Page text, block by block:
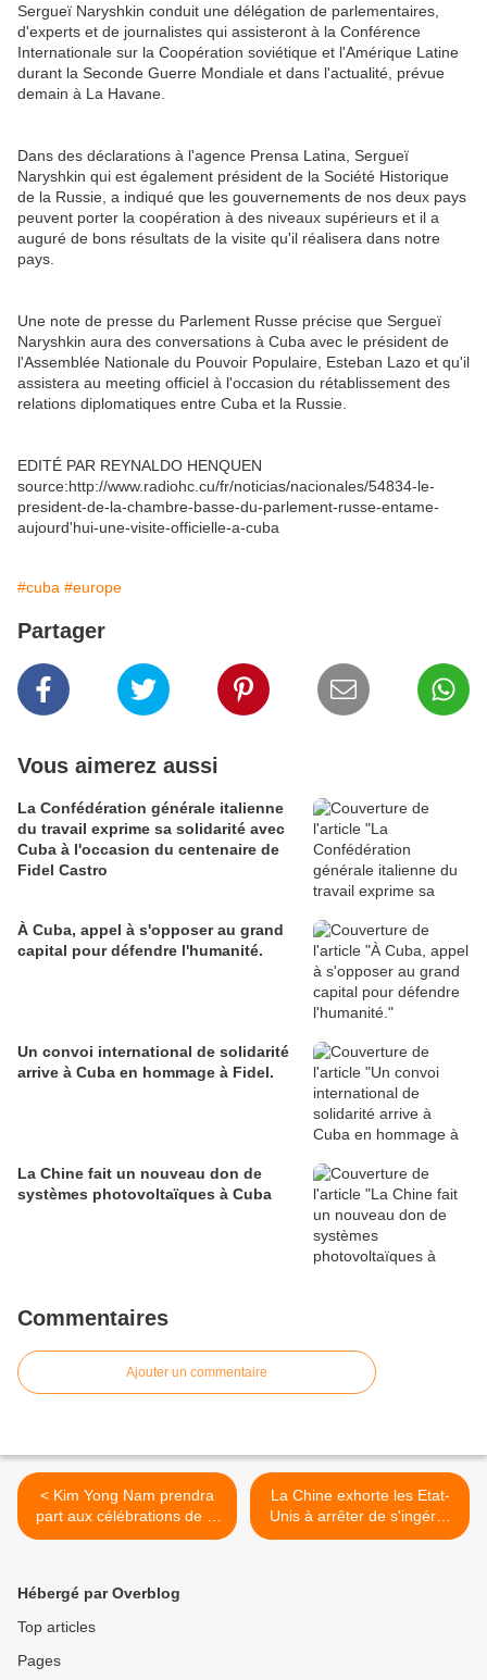
Sergueï Naryshkin conduit une délégation de parlementaires,
d'experts et de journalistes qui assisteront à la Conférence
Internationale sur la Coopération soviétique et l'Amérique Latine
durant la Seconde Guerre Mondiale et dans l'actualité, prévue
demain à La Havane.
Dans des déclarations à l'agence Prensa Latina, Sergueï
Naryshkin qui est également président de la Société Historique
de la Russie, a indiqué que les gouvernements de nos deux pays
peuvent porter la coopération à des niveaux supérieurs et il a
auguré de bons résultats de la visite qu'il réalisera dans notre
pays.
Une note de presse du Parlement Russe précise que Sergueï
Naryshkin aura des conversations à Cuba avec le président de
l'Assemblée Nationale du Pouvoir Populaire, Esteban Lazo et qu'il
assistera au meeting officiel à l'occasion du rétablissement des
relations diplomatiques entre Cuba et la Russie.
EDITÉ PAR REYNALDO HENQUEN
source:http://www.radiohc.cu/fr/noticias/nacionales/54834-le-
president-de-la-chambre-basse-du-parlement-russe-entame-
aujourd'hui-une-visite-officielle-a-cuba
#cuba #europe
Partager
Vous aimerez aussi
La Confédération générale italienne
du travail exprime sa solidarité avec
Cuba à l'occasion du centenaire de
Fidel Castro
À Cuba, appel à s'opposer au grand
capital pour défendre l'humanité.
Un convoi international de solidarité
arrive à Cuba en hommage à Fidel.
La Chine fait un nouveau don de
systèmes photovoltaïques à Cuba
Commentaires
Ajouter un commentaire
< Kim Yong Nam prendra
part aux célébrations de la
Victoire de la Grande
La Chine exhorte les Etat-
Unis à arrêter de s'ingérer
dans les affaires intérieures
Hébergé par Overblog
Top articles
Pages